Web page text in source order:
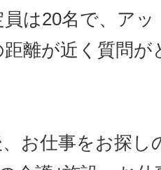
20名で、アッ
距離が近く質問
仕事をお探し